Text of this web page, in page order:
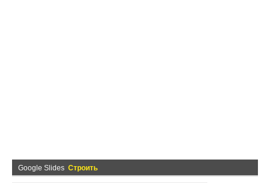
Google Slides Строить